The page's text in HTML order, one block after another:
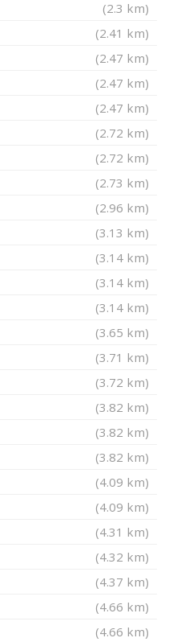
(2.3 km)
(2.41 km)
(2.47 km)
(2.47 km)
(2.47 km)
(2.72 km)
(2.72 km)
(2.73 km)
(2.96 km)
(3.13 km)
(3.14 km)
(3.14 km)
(3.14 km)
(3.65 km)
(3.71 km)
(3.72 km)
(3.82 km)
(3.82 km)
(3.82 km)
(4.09 km)
(4.09 km)
(4.31 km)
(4.32 km)
(4.37 km)
(4.66 km)
(4.66 km)